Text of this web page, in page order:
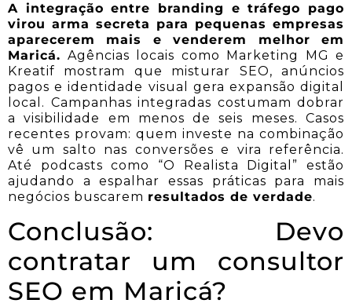
A integração entre branding e tráfego pago
virou arma secreta para pequenas empresas
aparecerem mais e venderem melhor em
Maricá. Agências locais como Marketing MG e
Kreatif mostram que misturar SEO, anúncios
pagos e identidade visual gera expansão digital
local. Campanhas integradas costumam dobrar
a visibilidade em menos de seis meses. Casos
recentes provam: quem investe na combinação
vê um salto nas conversões e vira referência.
Até podcasts como “O Realista Digital” estão
ajudando a espalhar essas práticas para mais
negócios buscarem resultados de verdade.
Conclusão: Devo
contratar um consultor
SEO em Maricá?